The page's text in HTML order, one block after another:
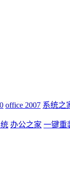
office 2007 系统之
办公之家 一键重